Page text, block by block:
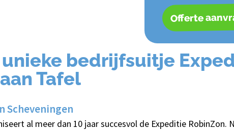
Offerte
bedrijfsuitje
Tafel
Scheveningen
al meer dan 10 jaar succesvol de Expeditie RobinZon.